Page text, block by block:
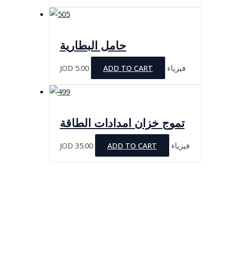
حامل البطارية
JOD 5.00 ADD TO CART فيزياء
تموج خزان امدادات الطاقة
JOD 35.00 ADD TO CART فيزياء